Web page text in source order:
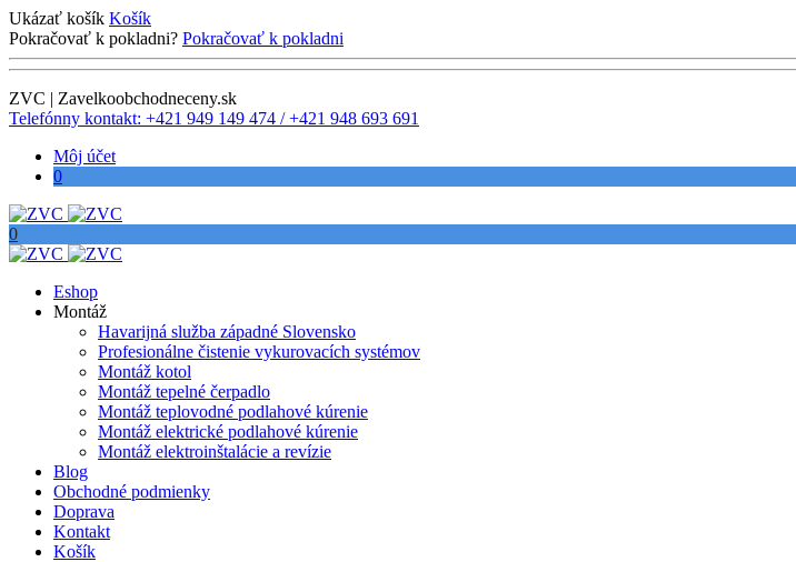
Ukázať košík Košík
Pokračovať k pokladni? Pokračovať k pokladni
ZVC | Zavelkoobchodneceny.sk
Telefónny kontakt: +421 949 149 474 / +421 948 693 691
Môj účet
0
0
Eshop
Montáž
Havarijná služba západné Slovensko
Profesionálne čistenie vykurovacích systémov
Montáž kotol
Montáž tepelné čerpadlo
Montáž teplovodné podlahové kúrenie
Montáž elektrické podlahové kúrenie
Montáž elektroinštalácie a revízie
Blog
Obchodné podmienky
Doprava
Kontakt
Košík